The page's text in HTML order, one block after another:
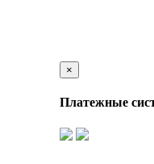
×
Платежные